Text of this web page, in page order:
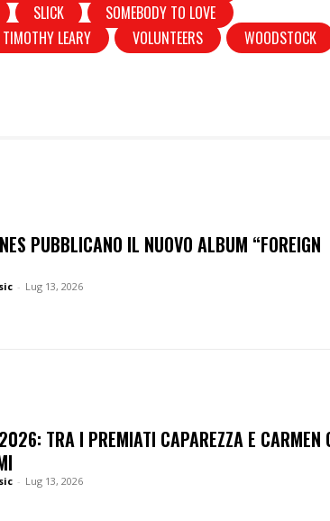
SLICK
SOMEBODY TO LOVE
TIMOTHY LEARY VOLUNTEERS
WOODSTOCK
PUBBLICANO IL NUOVO ALBUM “FOREIGN
- Lug 13, 2026
TRA I PREMIATI CAPAREZZA E CARMEN
- Lug 13, 2026